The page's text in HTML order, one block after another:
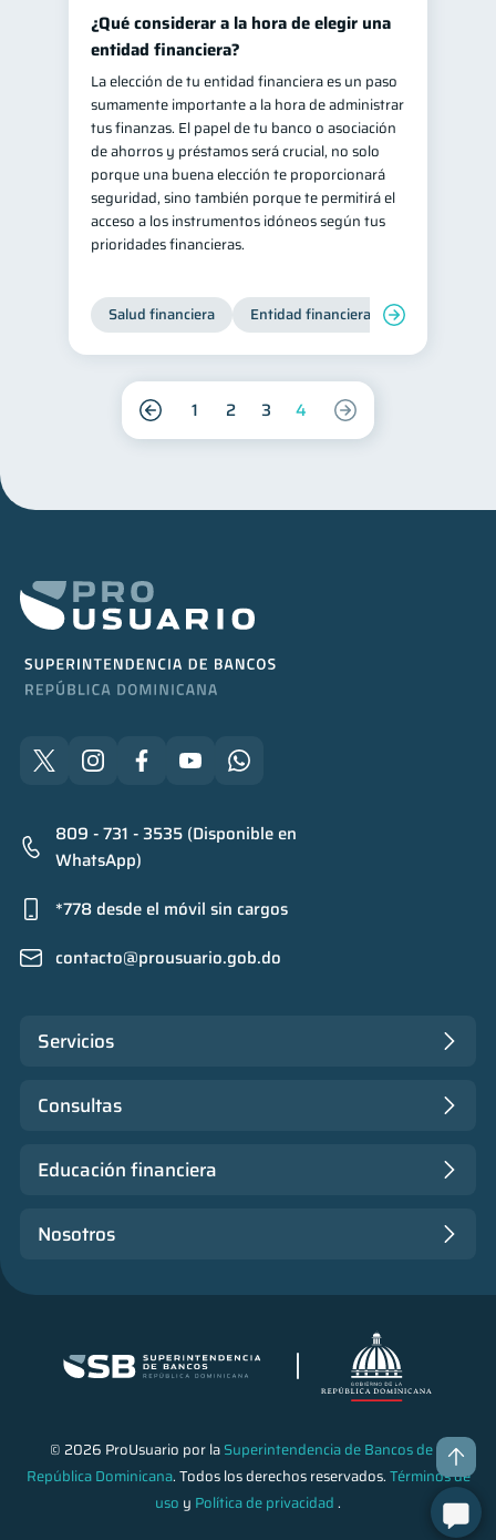
¿Qué considerar a la hora de elegir una
entidad financiera?
La elección de tu entidad financiera es un paso
sumamente importante a la hora de administrar
tus finanzas. El papel de tu banco o asociación
de ahorros y préstamos será crucial, no solo
porque una buena elección te proporcionará
seguridad, sino también porque te permitirá el
acceso a los instrumentos idóneos según tus
prioridades financieras.
Salud financiera Entidad financiera
1 2 3 4
© 2026 ProUsuario por laSuperintendencia de Bancos de la
República Dominicana. Todos los derechos reservados.Términos de
uso y Política de privacidad.
809 - 731 - 3535 (Disponible en
WhatsApp)
*778 desde el móvil sin cargos
contacto@prousuario.gob.do
Servicios
Consultas
Educación financiera
Nosotros